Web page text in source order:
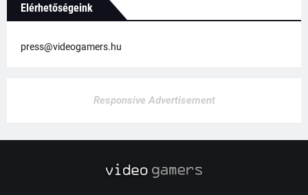
Elérhetőségeink
press@videogamers.hu
Responsive Advertisement